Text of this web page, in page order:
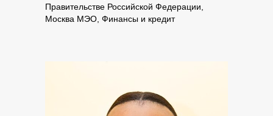
Правительстве Российской Федерации,
Москва МЭО, Финансы и кредит